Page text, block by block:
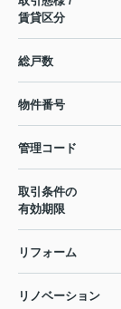
賃貸区分
総戸数
物件番号
管理コード
取引条件の
有効期限
リフォーム
リノベーション